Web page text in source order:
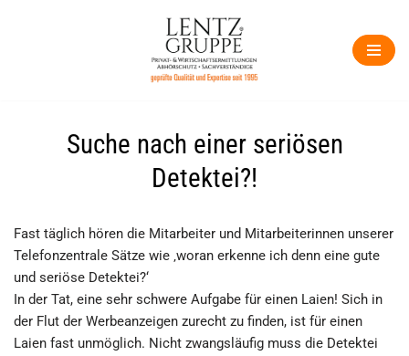
Suche nach einer seriösen
Detektei?!
Fast täglich hören die Mitarbeiter und Mitarbeiterinnen unserer
Telefonzentrale Sätze wie ‚woran erkenne ich denn eine gute
und seriöse Detektei?‘
In der Tat, eine sehr schwere Aufgabe für einen Laien! Sich in
der Flut der Werbeanzeigen zurecht zu finden, ist für einen
Laien fast unmöglich. Nicht zwangsläufig muss die Detektei